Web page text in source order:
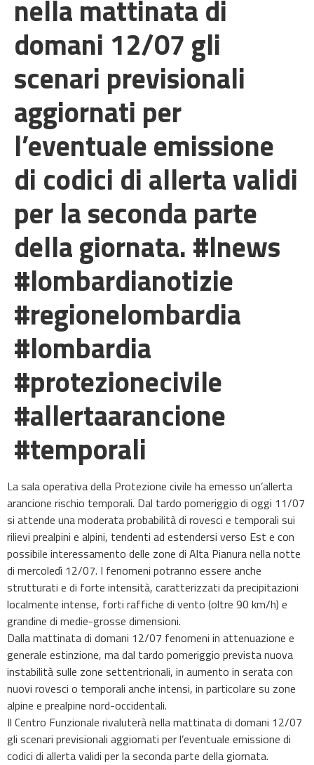
nella mattinata di
domani 12/07 gli
scenari previsionali
aggiornati per
l’eventuale emissione
di codici di allerta validi
per la seconda parte
della giornata. #lnews
#lombardianotizie
#regionelombardia
#lombardia
#protezionecivile
#allertaarancione
#temporali
La sala operativa della Protezione civile ha emesso un’allerta
arancione rischio temporali. Dal tardo pomeriggio di oggi 11/07
si attende una moderata probabilità di rovesci e temporali sui
rilievi prealpini e alpini, tendenti ad estendersi verso Est e con
possibile interessamento delle zone di Alta Pianura nella notte
di mercoledì 12/07. I fenomeni potranno essere anche
strutturati e di forte intensità, caratterizzati da precipitazioni
localmente intense, forti raffiche di vento (oltre 90 km/h) e
grandine di medie-grosse dimensioni.
Dalla mattinata di domani 12/07 fenomeni in attenuazione e
generale estinzione, ma dal tardo pomeriggio prevista nuova
instabilità sulle zone settentrionali, in aumento in serata con
nuovi rovesci o temporali anche intensi, in particolare su zone
alpine e prealpine nord-occidentali.
Il Centro Funzionale rivaluterà nella mattinata di domani 12/07
gli scenari previsionali aggiornati per l’eventuale emissione di
codici di allerta validi per la seconda parte della giornata.